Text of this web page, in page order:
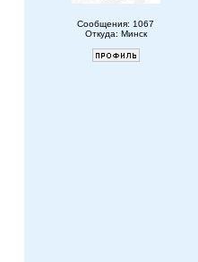
Сообщения: 1067
Откуда: Минск